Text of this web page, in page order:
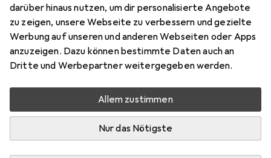
darüber hinaus nutzen, um dir personalisierte Angebote
zu zeigen, unsere Webseite zu verbessern und gezielte
Werbung auf unseren und anderen Webseiten oder Apps
anzuzeigen. Dazu können bestimmte Daten auch an
Dritte und Werbepartner weitergegeben werden.
Allem zustimmen
Nur das Nötigste
21 x 29.70 cm
Preis in EUR inkl. MwSt.
Schneller lieferbar
Bewertungen